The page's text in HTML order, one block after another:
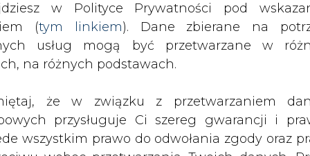
w Polityce Prywatności pod
(tym linkiem). Dane zbierane na
usług mogą być przetwarzane w
na różnych podstawach.
że w związku z przetwarzaniem
przysługuje Ci szereg gwarancji i
wszystkim prawo do odwołania zgody oraz
nacisk przede wszystkim na
i energetycznych.
programów przekształceń
wielu zmian w strategii prywatyzacji hut.
obecnie resort zamierza się skupić na
nie zamierza administracyjnie łączyć